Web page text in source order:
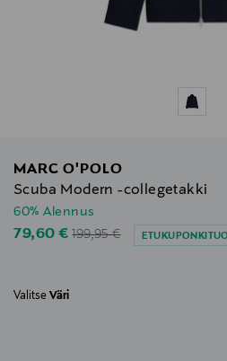
MARC O'POLO
Scuba Modern -collegetakki
60% Alennus
Discounted Price
79,60 €Original Price
199,95 €
Valitse Väri